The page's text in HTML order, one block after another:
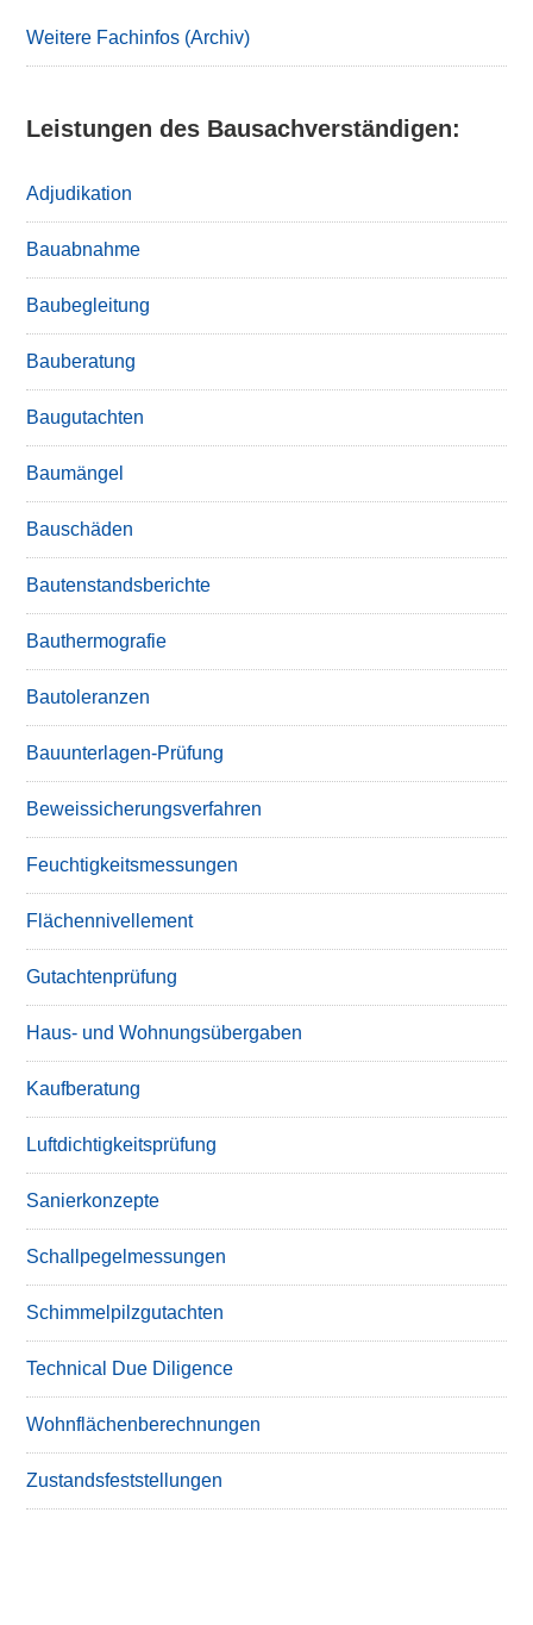
Weitere Fachinfos (Archiv)
Leistungen des Bausachverständigen:
Adjudikation
Bauabnahme
Baubegleitung
Bauberatung
Baugutachten
Baumängel
Bauschäden
Bautenstandsberichte
Bauthermografie
Bautoleranzen
Bauunterlagen-Prüfung
Beweissicherungsverfahren
Feuchtigkeitsmessungen
Flächennivellement
Gutachtenprüfung
Haus- und Wohnungsübergaben
Kaufberatung
Luftdichtigkeitsprüfung
Sanierkonzepte
Schallpegelmessungen
Schimmelpilzgutachten
Technical Due Diligence
Wohnflächenberechnungen
Zustandsfeststellungen